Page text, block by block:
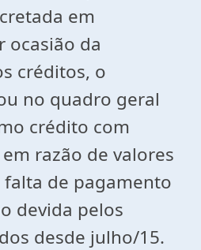
em
ocasião da
créditos, o
no quadro geral
crédito com
razão de valores
de pagamento
devida pelos
desde julho/15.